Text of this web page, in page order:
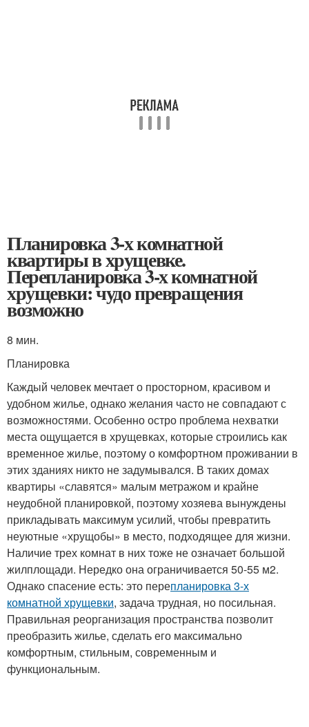
Планировка 3-х комнатной
квартиры в хрущевке.
Перепланировка 3-х комнатной
хрущевки: чудо превращения
возможно
8 мин.
Планировка
Каждый человек мечтает о просторном, красивом и
удобном жилье, однако желания часто не совпадают с
возможностями. Особенно остро проблема нехватки
места ощущается в хрущевках, которые строились как
временное жилье, поэтому о комфортном проживании в
этих зданиях никто не задумывался. В таких домах
квартиры «славятся» малым метражом и крайне
неудобной планировкой, поэтому хозяева вынуждены
прикладывать максимум усилий, чтобы превратить
неуютные «хрущобы» в место, подходящее для жизни.
Наличие трех комнат в них тоже не означает большой
жилплощади. Нередко она ограничивается 50-55 м2.
Однако спасение есть: это перепланировка 3-х
комнатной хрущевки, задача трудная, но посильная.
Правильная реорганизация пространства позволит
преобразить жилье, сделать его максимально
комфортным, стильным, современным и
функциональным.